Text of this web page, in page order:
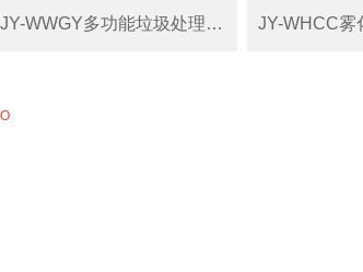
JY-WWGY多功能垃圾处理场喷雾除臭设备 JY-WHCC雾